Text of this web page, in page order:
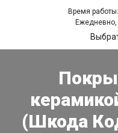
Время
(Шкода